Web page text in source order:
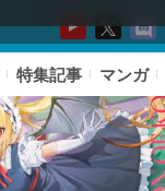
特集記事 マンガ